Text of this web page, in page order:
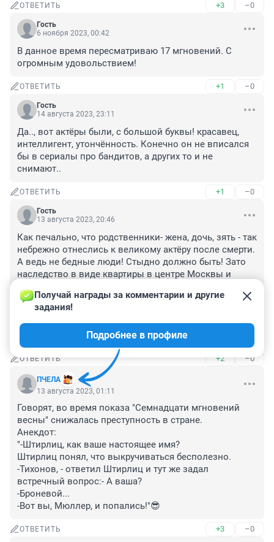
ОТВЕТИТЬ +3 –0
Гость
6 ноября 2023, 00:42
В данное время пересматриваю 17 мгновений. С
огромным удовольствием!
ОТВЕТИТЬ +1 –0
Гость
14 августа 2023, 23:11
Да.., вот актёры были, с большой буквы! красавец,
интеллигент, утончённость. Конечно он не вписался
бы в сериалы про бандитов, а других то и не
снимают..
ОТВЕТИТЬ +1 –0
Гость
13 августа 2023, 20:46
Как печально, что родственники- жена, дочь, зять - так
небрежно отнеслись к великому актёру после смерти.
А ведь не бедные люди! Стыдно должно быть! Зато
наследство в виде квартиры в центре Москвы и
второстепенной актрисы, это им досталось весьма
легко. А теперь она с экрана телика нам рассказывает
воспоминания о папе, как ни в чем не бывало без
зазрения совести. Позор!
ОТВЕТИТЬ +2 –0
ПЧЕЛА
Получай награды за комментарии и другие
задания!
Подробнее в профиле
13 августа 2023, 01:11
Говорят, во время показа "Семнадцати мгновений
весны" снижалась преступность в стране.
Анекдот:
"-Штирлиц, как ваше настоящее имя?
Штирлиц понял, что выкручиваться бесполезно.
-Тихонов, - ответил Штирлиц и тут же задал
встречный вопрос:- А ваша?
-Броневой...
-Вот вы, Мюллер, и попались!"😎
ОТВЕТИТЬ +3 –0